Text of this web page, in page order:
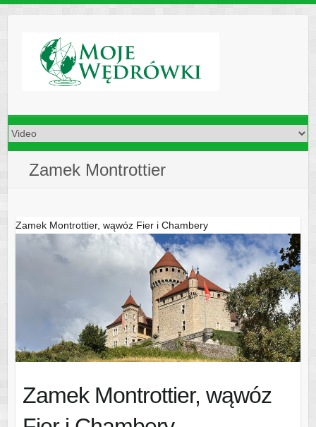
Zamek Montrottier
Zamek Montrottier, wąwóz Fier i Chambery
Zamek Montrottier, wąwóz